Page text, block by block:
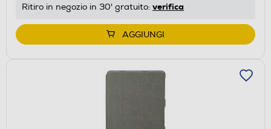
Ritiro in negozio in 30' gratuito: verifica
AGGIUNGI